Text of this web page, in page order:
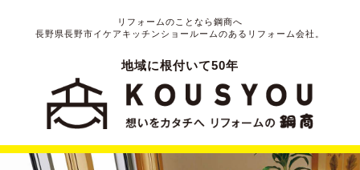
リフォームのことなら鋼商へ
長野県長野市イケアキッチンショールームのあるリフォーム会社。
地域に根付いて50年